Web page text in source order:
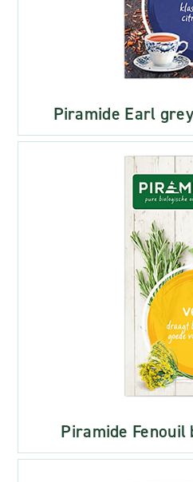
Piramide Earl
Piramide Fenouil